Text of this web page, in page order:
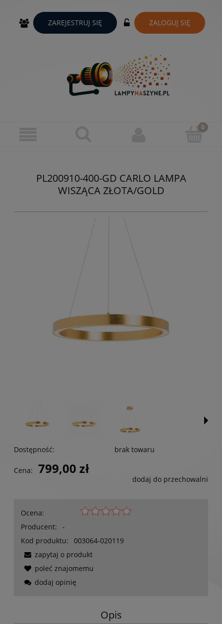
ZAREJESTRUJ SIĘ ZALOGUJ SIĘ
PL200910-400-GD CARLO LAMPA
WISZĄCA ZŁOTA/GOLD
Dostępność: brak towaru
Cena: 799,00 zł
dodaj do przechowalni
Ocena:
Producent:
-
Kod produktu:
003064-020119
zapytaj o produkt
poleć znajomemu
dodaj opinię
Opis